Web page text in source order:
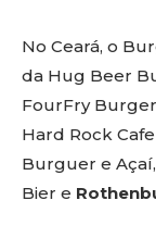
No Ceará, o
da Hug Beer
FourFry
Hard Rock
Burguer e
Bier e